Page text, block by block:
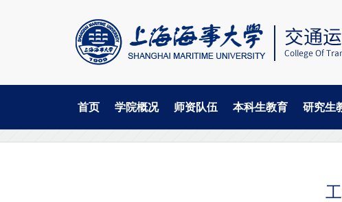
转
到
首页 学院概况 师资队伍 本科生教育 研究生
当
前